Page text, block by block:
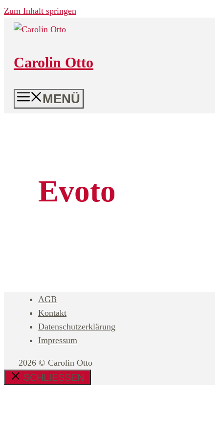
Zum Inhalt springen
Carolin Otto
MENÜ
Evoto
AGB
Kontakt
Datenschutzerklärung
Impressum
2026 © Carolin Otto
SCHLIESSEN